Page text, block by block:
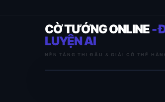
CỜ TƯỚNG ONLINE-
LUYỆN AI
NỀN TẢNG THI ĐẤU & GIẢI CỜ THẾ